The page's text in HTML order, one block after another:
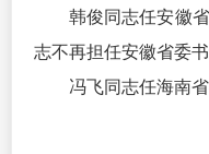
韩俊同志任安徽
志不再担任安徽省委
冯飞同志任海南省